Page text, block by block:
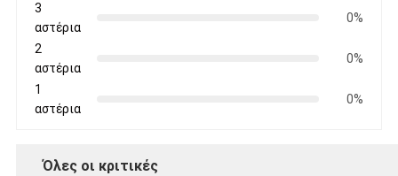
3
αστέρια
0%
2
αστέρια
0%
1
αστέρια
0%
Όλες οι κριτικές